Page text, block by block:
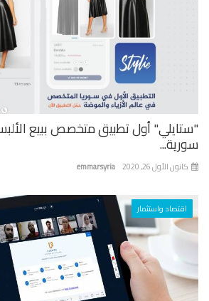
أول تطبيق متخصص ببيع الألبسة
emmarsyria الأول 26, 2020
اقتصاد واستثمار